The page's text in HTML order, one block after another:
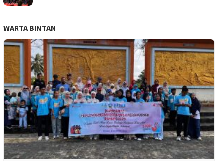
WARTA BINTAN